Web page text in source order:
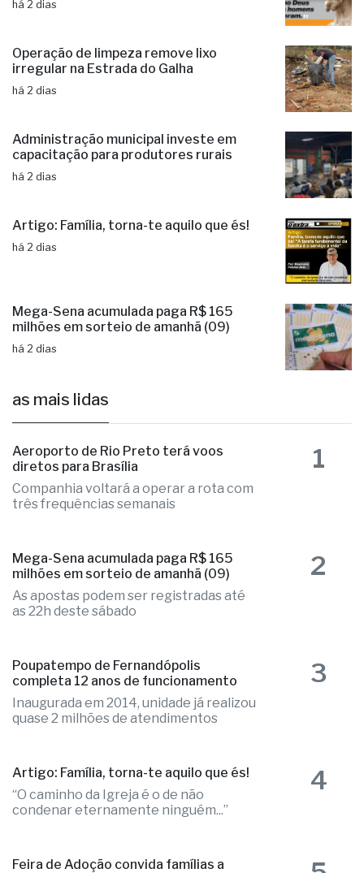
há 2 dias
Operação de limpeza remove lixo
irregular na Estrada do Galha
há 2 dias
Administração municipal investe em
capacitação para produtores rurais
há 2 dias
Artigo: Família, torna-te aquilo que és!
há 2 dias
Mega-Sena acumulada paga R$ 165
milhões em sorteio de amanhã (09)
há 2 dias
as mais lidas
Aeroporto de Rio Preto terá voos
diretos para Brasília
Companhia voltará a operar a rota com
três frequências semanais
1
Mega-Sena acumulada paga R$ 165
milhões em sorteio de amanhã (09)
As apostas podem ser registradas até
as 22h deste sábado
2
Poupatempo de Fernandópolis
completa 12 anos de funcionamento
Inaugurada em 2014, unidade já realizou
quase 2 milhões de atendimentos
3
Artigo: Família, torna-te aquilo que és!
“O caminho da Igreja é o de não
condenar eternamente ninguém...”
4
Feira de Adoção convida famílias a